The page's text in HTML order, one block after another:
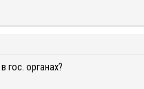
гос. органах?